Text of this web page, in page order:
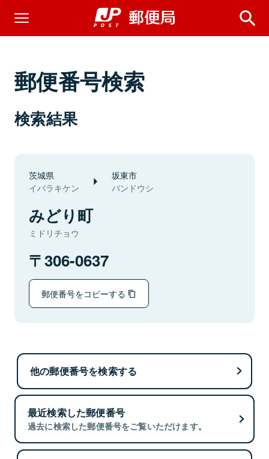
郵便番号検索
検索結果
茨城県
イバラキケン
坂東市
バンドウシ
みどり町
ミドリチョウ
306-0637
郵便番号をコピーする
他の郵便番号を検索する
最近検索した郵便番号
過去に検索した郵便番号をご覧いただけます。